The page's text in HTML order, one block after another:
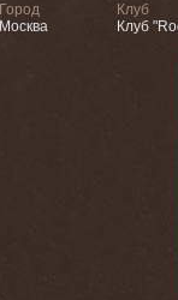
Город
Москва
Клуб
Клуб